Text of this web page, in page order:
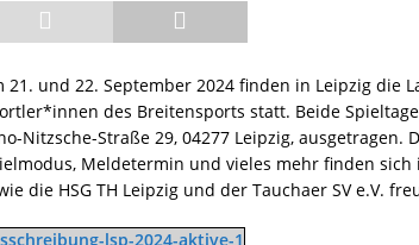
21. und 22. September 2024 finden in Leipzig die
des Breitensports statt. Beide
Nitzsche-Straße 29, 04277 Leipzig,
Meldetermin und vieles mehr finden sich
die HSG TH Leipzig und der Tauchaer SV e.V.
lsp-2024-aktive-1